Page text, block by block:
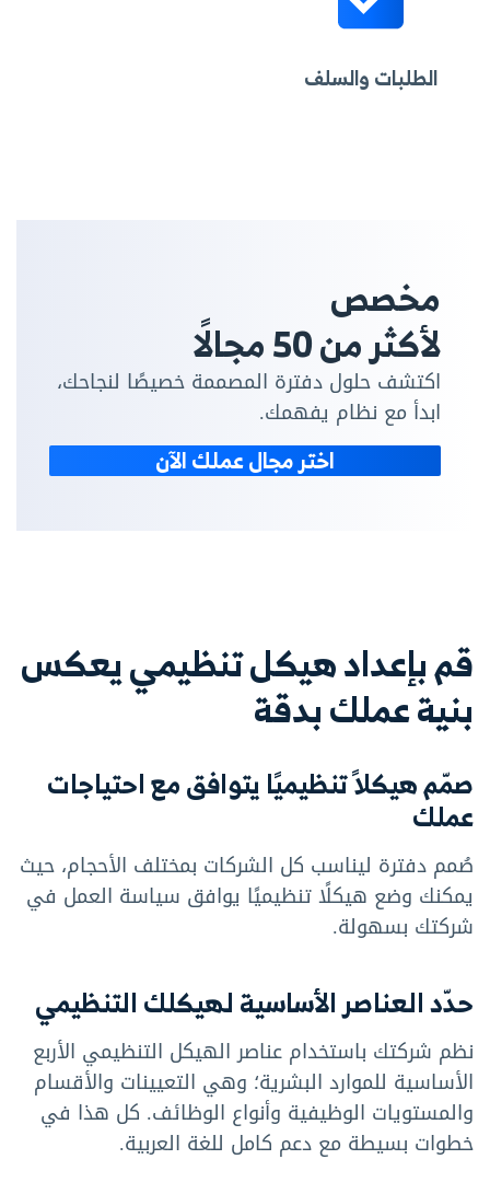
الطلبات والسلف
مخصص
لأكثر من 50 مجالًا
اكتشف حلول دفترة المصممة خصيصًا لنجاحك،
ابدأ مع نظام يفهمك.
اختر مجال عملك الآن
قم بإعداد هيكل تنظيمي يعكس
بنية عملك بدقة
صمّم هيكلاً تنظيميًا يتوافق مع احتياجات
عملك
صُمم دفترة ليناسب كل الشركات بمختلف الأحجام، حيث
يمكنك وضع هيكلًا تنظيميًا يوافق سياسة العمل في
شركتك بسهولة.
حدّد العناصر الأساسية لهيكلك التنظيمي
نظم شركتك باستخدام عناصر الهيكل التنظيمي الأربع
الأساسية للموارد البشرية؛ وهي التعيينات والأقسام
والمستويات الوظيفية وأنواع الوظائف. كل هذا في
خطوات بسيطة مع دعم كامل للغة العربية.